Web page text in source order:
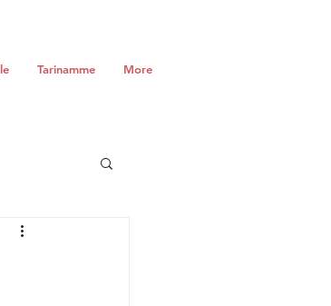
Tarinamme More